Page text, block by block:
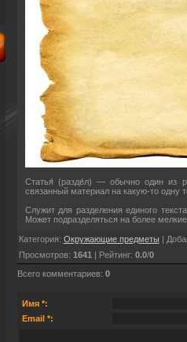
Статья́ (разде́л) — обычно один из
связанный материал на какую-то одну
Служит для разделения единого
Может подразделяться на более
Категория: Окружающие предметы |
Просмотров: 1641 | Рейтинг: 0.0/0
Всего комментариев: 0
Имя *:
Email *: